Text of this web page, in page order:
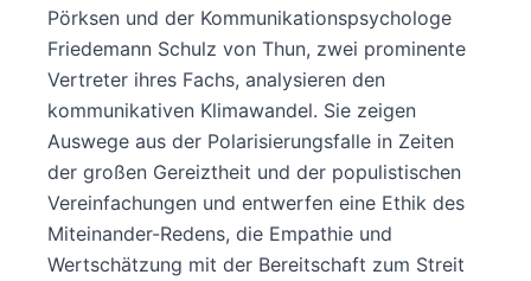
Pörksen und der Kommunikationspsychologe
Friedemann Schulz von Thun, zwei prominente
Vertreter ihres Fachs, analysieren den
kommunikativen Klimawandel. Sie zeigen
Auswege aus der Polarisierungsfalle in Zeiten
der großen Gereiztheit und der populistischen
Vereinfachungen und entwerfen eine Ethik des
Miteinander-Redens, die Empathie und
Wertschätzung mit der Bereitschaft zum Streit